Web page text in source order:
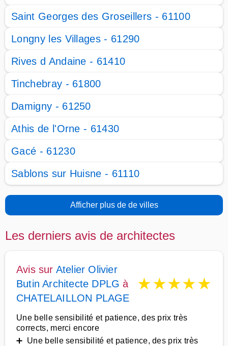
Saint Georges des Groseillers - 61100
Longny les Villages - 61290
Rives d Andaine - 61410
Tinchebray - 61800
Damigny - 61250
Athis de l'Orne - 61430
Gacé - 61230
Sablons sur Huisne - 61110
Afficher plus de de villes
Les derniers avis de architectes
Avis sur Atelier Olivier
Butin Architecte DPLG à
CHATELAILLON PLAGE
★★★★★
Une belle sensibilité et patience, des prix très
corrects, merci encore
➕ Une belle sensibilité et patience, des prix très